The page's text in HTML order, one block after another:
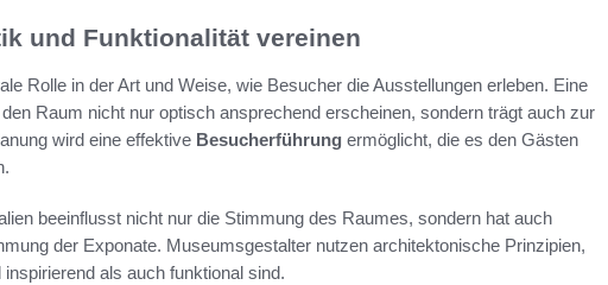
und Funktionalität vereinen
Rolle in der Art und Weise, wie Besucher die Ausstellungen erleben. Eine
Raum nicht nur optisch ansprechend erscheinen, sondern trägt auch zur
wird eine effektive Besucherführung ermöglicht, die es den Gästen
beeinflusst nicht nur die Stimmung des Raumes, sondern hat auch
der Exponate. Museumsgestalter nutzen architektonische Prinzipien,
als auch funktional sind.